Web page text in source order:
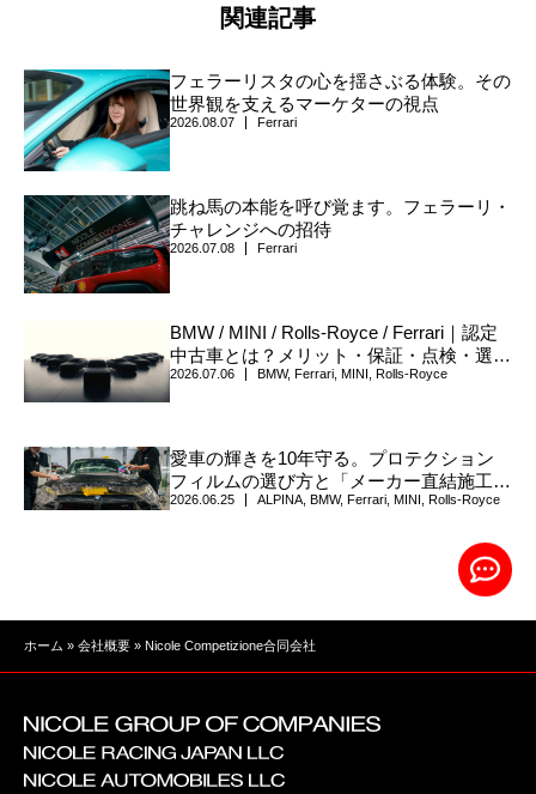
関連記事
フェラーリスタの心を揺さぶる体験。その
世界観を支えるマーケターの視点
2026.08.07 Ferrari
跳ね馬の本能を呼び覚ます。フェラーリ・
チャレンジへの招待
2026.07.08 Ferrari
BMW / MINI / Rolls-Royce / Ferrari｜認定
中古車とは？メリット・保証・点検・選び
方について
2026.07.06 BMW, Ferrari MINI Rolls-Royce
愛車の輝きを10年守る。プロテクション
フィルムの選び方と「メーカー直結施工」
の真価
2026.06.25 ALPINA ,BMW,Ferrari ,MINI ,Rolls-Royce
ホーム » 会社概要 » Nicole Competizione合同会社